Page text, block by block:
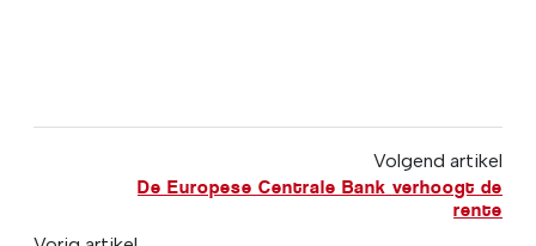
Volgend artikel
De Europese Centrale Bank verhoogt de
rente